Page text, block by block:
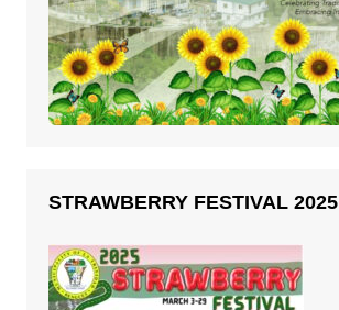
STRAWBERRY FESTIVAL 2025